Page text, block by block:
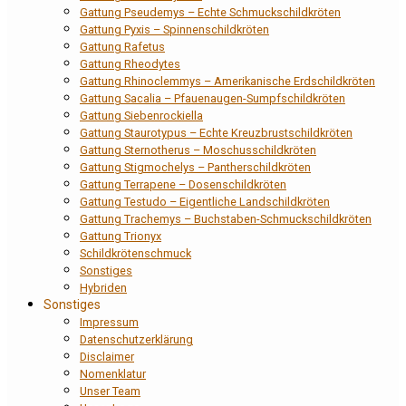
Gattung Pseudemys – Echte Schmuckschildkröten
Gattung Pyxis – Spinnenschildkröten
Gattung Rafetus
Gattung Rheodytes
Gattung Rhinoclemmys – Amerikanische Erdschildkröten
Gattung Sacalia – Pfauenaugen-Sumpfschildkröten
Gattung Siebenrockiella
Gattung Staurotypus – Echte Kreuzbrustschildkröten
Gattung Sternotherus – Moschusschildkröten
Gattung Stigmochelys – Pantherschildkröten
Gattung Terrapene – Dosenschildkröten
Gattung Testudo – Eigentliche Landschildkröten
Gattung Trachemys – Buchstaben-Schmuckschildkröten
Gattung Trionyx
Schildkrötenschmuck
Sonstiges
Hybriden
Sonstiges
Impressum
Datenschutzerklärung
Disclaimer
Nomenklatur
Unser Team